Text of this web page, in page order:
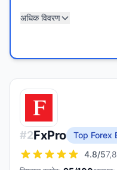
अधिक विवरण
#2FxPro
Top Forex
4.8/5